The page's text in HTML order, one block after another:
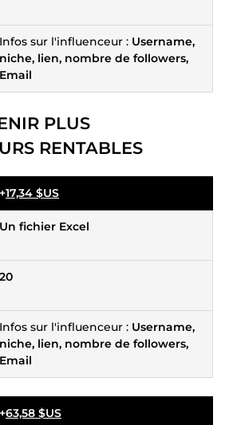
Infos sur l'influenceur : Username,
niche, lien, nombre de followers,
Email
PLUS
RENTABLES
+17,34 $US
Un fichier Excel
20
Infos sur l'influenceur : Username,
niche, lien, nombre de followers,
Email
+63,58 $US